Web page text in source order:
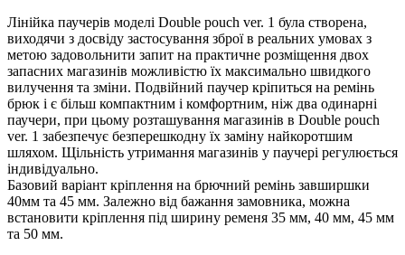
Лінійка паучерів моделі Double pouch ver. 1 була створена,
виходячи з досвіду застосування зброї в реальних умовах з
метою задовольнити запит на практичне розміщення двох
запасних магазинів можливістю їх максимально швидкого
вилучення та зміни. Подвійний паучер кріпиться на ремінь
брюк і є більш компактним і комфортним, ніж два одинарні
паучери, при цьому розташування магазинів в Double pouch
ver. 1 забезпечує безперешкодну їх заміну найкоротшим
шляхом. Щільність утримання магазинів у паучері регулюється
індивідуально.
Базовий варіант кріплення на брючний ремінь завширшки
40мм та 45 мм. Залежно від бажання замовника, можна
встановити кріплення під ширину ременя 35 мм, 40 мм, 45 мм
та 50 мм.